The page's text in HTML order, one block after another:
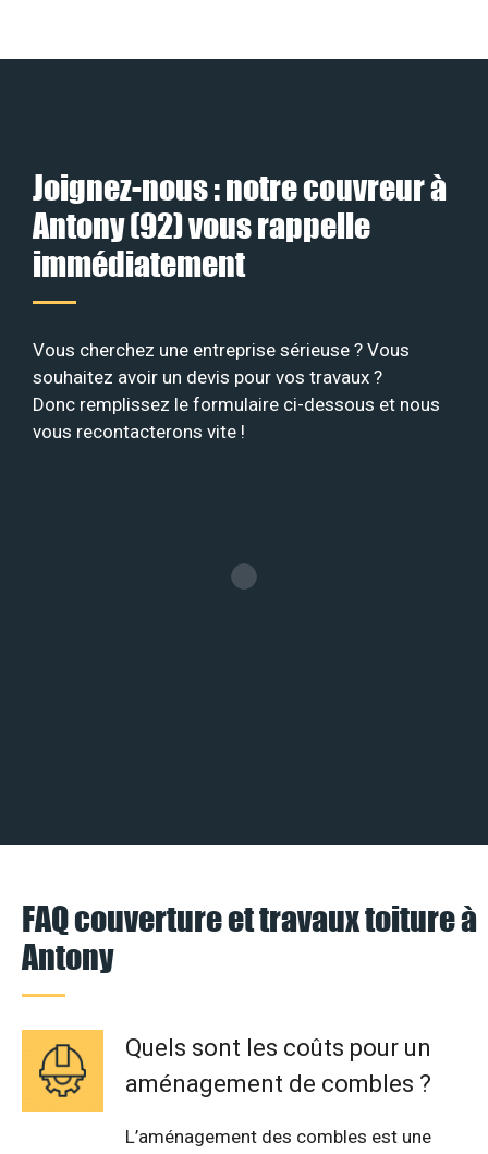
Joignez-nous : notre couvreur à
Antony (92) vous rappelle
immédiatement
Vous cherchez une entreprise sérieuse ? Vous
souhaitez avoir un devis pour vos travaux ?
Donc remplissez le formulaire ci-dessous et nous
vous recontacterons vite !
FAQ couverture et travaux toiture à
Antony
Quels sont les coûts pour un
aménagement de combles ?
L’aménagement des combles est une